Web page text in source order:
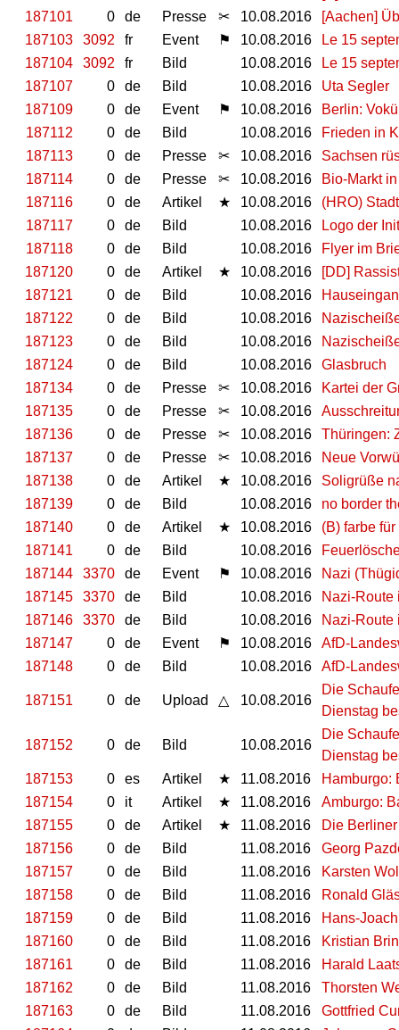
187101
0 de Presse ✂ 10.08.2016
[Aachen]
187103
3092 fr Event ⚑ 10.08.2016
Le 15
187104
3092 fr Bild 10.08.2016
Le 15
187107
0 de Bild 10.08.2016
Uta Segler
187109
0 de Event ⚑ 10.08.2016
Berlin:
187112
0 de Bild 10.08.2016
Frieden in
187113
0 de Presse ✂ 10.08.2016
Sachsen
187114
0 de Presse ✂ 10.08.2016
Bio-Markt
187116
0 de Artikel ★ 10.08.2016
(HRO)
187117
0 de Bild 10.08.2016
Logo der
187118
0 de Bild 10.08.2016
Flyer im
187120
0 de Artikel ★ 10.08.2016
[DD]
187121
0 de Bild 10.08.2016
187122
0 de Bild 10.08.2016
187123
0 de Bild 10.08.2016
187124
0 de Bild 10.08.2016
Glasbruch
187134
0 de Presse ✂ 10.08.2016
Kartei der
187135
0 de Presse ✂ 10.08.2016
187136
0 de Presse ✂ 10.08.2016
Thüringen:
187137
0 de Presse ✂ 10.08.2016
Neue
187138
0 de Artikel ★ 10.08.2016
Soligrüße
187139
0 de Bild 10.08.2016
no border
187140
0 de Artikel ★ 10.08.2016
(B) farbe
187141
0 de Bild 10.08.2016
187144
3370 de Event ⚑ 10.08.2016
Nazi
187145
3370 de Bild 10.08.2016
Nazi-Route
187146
3370 de Bild 10.08.2016
Nazi-Route
187147
0 de Event ⚑ 10.08.2016
AfD-
187148
0 de Bild 10.08.2016 AfD-
187151 0 de Upload △ 10.08.2016
Die
Dienstag
187152 0 de Bild 10.08.2016
Die
Dienstag
187153
0 es Artikel ★ 11.08.2016
Hamburgo:
187154
0 it Artikel ★ 11.08.2016
Amburgo:
187155
0 de Artikel ★ 11.08.2016
Die
187156
0 de Bild 11.08.2016
Georg
187157
0 de Bild 11.08.2016
Karsten
187158
0 de Bild 11.08.2016
Ronald
187159
0 de Bild 11.08.2016
Hans-
187160
0 de Bild 11.08.2016
Kristian
187161
0 de Bild 11.08.2016
Harald
187162
0 de Bild 11.08.2016
Thorsten
187163
0 de Bild 11.08.2016
Gottfried